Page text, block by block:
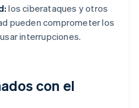
los ciberataques y otros
pueden comprometer los
interrupciones.
con el